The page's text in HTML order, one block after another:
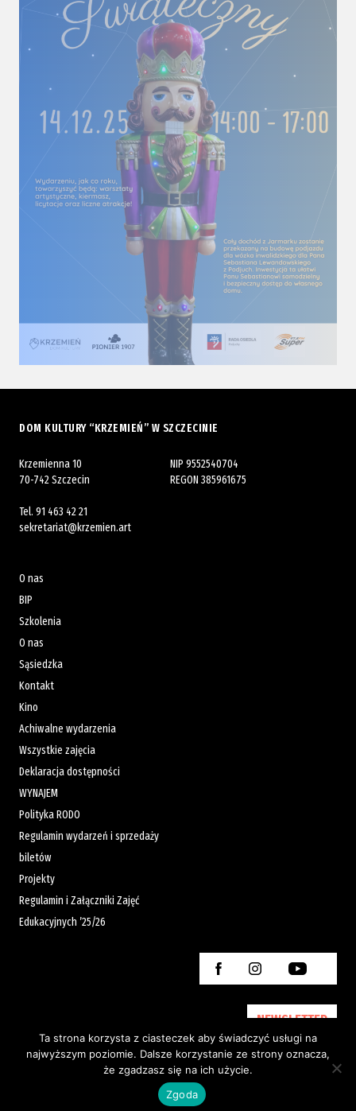
DOM KULTURY “KRZEMIEŃ” W SZCZECINIE
Krzemienna 10
70-742 Szczecin
Tel. 91 463 42 21
sekretariat@krzemien.art
NIP 9552540704
REGON 385961675
O nas
BIP
Szkolenia
O nas
Sąsiedzka
Kontakt
Kino
Achiwalne wydarzenia
Wszystkie zajęcia
Deklaracja dostępności
WYNAJEM
Polityka RODO
Regulamin wydarzeń i sprzedaży
biletów
Projekty
Regulamin i Załączniki Zajęć
Edukacyjnych ’25/26
NEWSLETTER
Created by:
Ta strona korzysta z ciasteczek aby świadczyć usługi na
najwyższym poziomie. Dalsze korzystanie ze strony oznacza,
że zgadzasz się na ich użycie.
Zgoda